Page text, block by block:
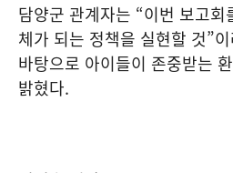
담양군 관계자는 “이번 보고
체가 되는 정책을 실현할 것”
바탕으로 아이들이 존중받는
밝혔다.